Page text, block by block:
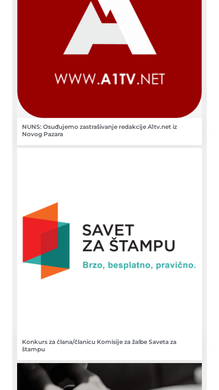
NUNS: Osuđujemo zastrašivanje redakcije A1tv.net iz
Novog Pazara
Konkurs za člana/članicu Komisije za žalbe Saveta za
štampu